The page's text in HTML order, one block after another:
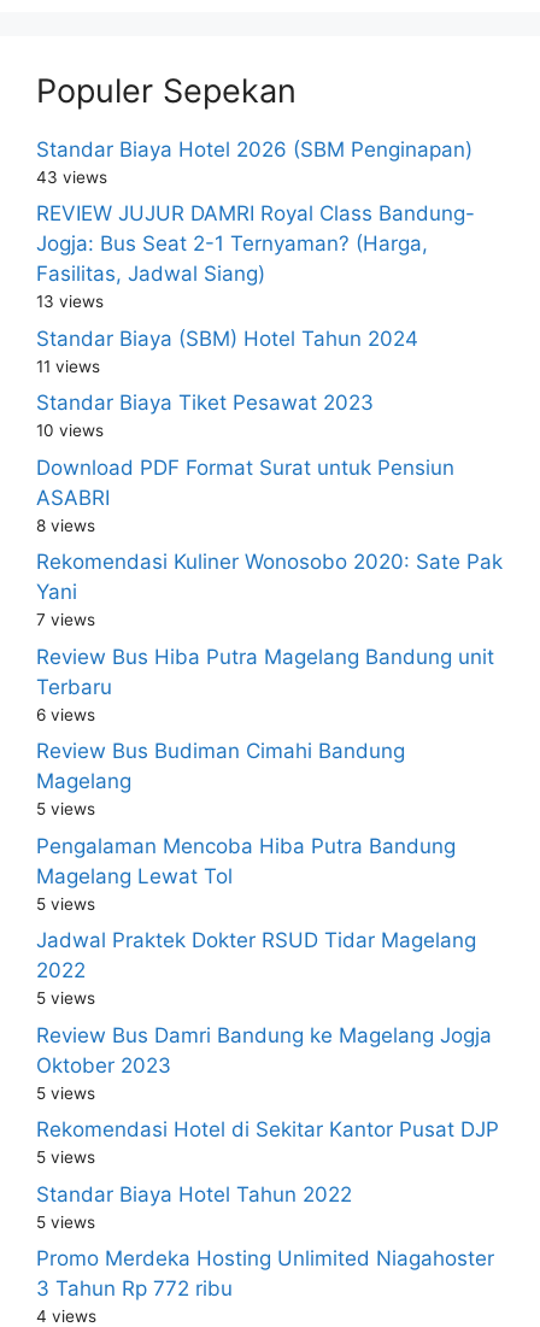
Populer Sepekan
Standar Biaya Hotel 2026 (SBM Penginapan)
43 views
REVIEW JUJUR DAMRI Royal Class Bandung-
Jogja: Bus Seat 2-1 Ternyaman? (Harga,
Fasilitas, Jadwal Siang)
13 views
Standar Biaya (SBM) Hotel Tahun 2024
11 views
Standar Biaya Tiket Pesawat 2023
10 views
Download PDF Format Surat untuk Pensiun
ASABRI
8 views
Rekomendasi Kuliner Wonosobo 2020: Sate Pak
Yani
7 views
Review Bus Hiba Putra Magelang Bandung unit
Terbaru
6 views
Review Bus Budiman Cimahi Bandung
Magelang
5 views
Pengalaman Mencoba Hiba Putra Bandung
Magelang Lewat Tol
5 views
Jadwal Praktek Dokter RSUD Tidar Magelang
2022
5 views
Review Bus Damri Bandung ke Magelang Jogja
Oktober 2023
5 views
Rekomendasi Hotel di Sekitar Kantor Pusat DJP
5 views
Standar Biaya Hotel Tahun 2022
5 views
Promo Merdeka Hosting Unlimited Niagahoster
3 Tahun Rp 772 ribu
4 views